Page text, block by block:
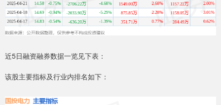
近5日融资融券数据一览见下表：
该股主要指标及行业内排名如下：